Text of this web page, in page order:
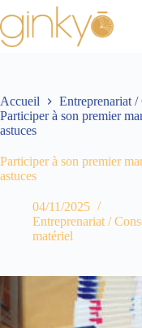
Accueil
Entreprenariat /
Participer à son premier
astuces
Participer à son premier
astuces
04/11/2025
Entreprenariat /
matériel